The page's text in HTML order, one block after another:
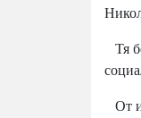
Тя
От